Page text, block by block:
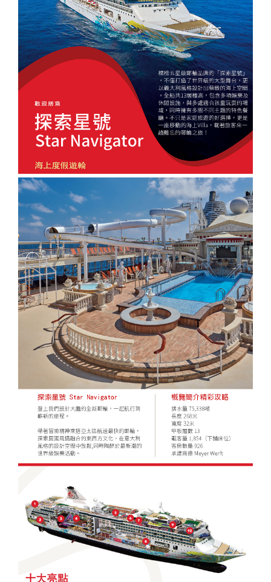
陽．
四國
秘境
破冰
船．
北海
楓紅
北
國．
雪白
國度
立山
黑
部．
東京
富士
山．
東北
境．
熊
本．
九
州．
福岡
機加
酒
台中
發．
沖繩
機加
酒．
六人
小團
高雄
發．
京．
日本
東
北．
東京
大阪
機加
酒
沖繩】
沖繩機
加酒、
市區酒
沖繩】
沖繩機
加酒、
自由行
沖繩機
加酒の
半自由
行四日
繩】系
滿漁市
場、波
之上神
宮、美
四國小
豆島～
道後古
【獨家
中釜玩
麗水】
星球水
族館、
順天灣
國家園
林、
渠道滑
車+纜
車、泰
迪熊博
物館、
伽倻主
題公園
+韓服
體驗
+塗鴉
秀、韓
式下午
茶五天
３晚五
花酒
店）
《不走
人蔘
+保肝
【真航
空、台
中直
【心動
釜山玩
麗水】
車、泰
迪熊博
巨濟
金剛船
遊、天
空膠囊
列車、
加耶主
題公
園、長
腳蟹吃
到飽五
天（五
花麗水
酒店１
晚+釜
山五花
晚）
《不走
人蔘、
保肝》
【德威
航空、
桃園直
飛】
【暑假
樂樂濟
州鬥陣
行】濟
州鐵軌
自行車
（四人
一臺）
王國、
跆拳武
東邊松
堂童話
村、駱
駝體驗
五天
（升等
２晚五
花酒
店）
《不走
人蔘
+保
肝》
航空、
高雄飛
濟州】
【中釜
玩星宇
帶您嗨
翻釜
山】渠
道滑車
+纜
車、海
岸列
車、加
耶主題
公園
+韓服
體驗、
水果大
福
DIY+韓
服體驗
+韓式
下午茶
六天
《不走
人蔘保
肝》
（再升
等１晚
五花酒
店）
【星宇
飛】
【玩釜
山搭星
宇】加
耶主題
公園
+韓服
體驗
+塗鴉
秀、
SKYLUGE
釜山天
際線斜
坡滑車
+纜
車、水
果大福
DIY+韓
服體驗
+韓式
下午茶
五天
（升等
１晚五
花酒
人蔘、
保肝》
【星宇
稻城
亞丁
昆大
麗．
貴州
重
慶．
長江
三
峽．
恩施
大峽
黃
山．
江西
貝加
爾湖
桃園
發．
哈爾
濱．
內
蒙．
北極
村
桃園
發．
路．
南北
疆．
西藏
【遊遍
中國自
由行】
家界～
鳳凰古
城、張
家界景
#台中
直飛成
都【遇
自由
行】童
話九寨
溝、熊
#台中
直飛成
都【遊
行】成
都樂山
大佛、
都江堰
【遊遍
中國自
由行】
生三
橋、烏
江畫
廊、武
陵山大
【遊遍
中國自
由行】
北恩施
大峽
谷、三
船
小團
【邂逅
峴港】
優雅在
峴四星
版六日
（奧黛
體驗、
龍蝦饗
宴、無
購物、
無自理
餐、
VIP通
人成行
【越捷
航空、
台中直
飛】
【虎力
玩峴
港】巴
拿山一
票玩到
底、纜
車佛手
橋纜車
來回、
會安古
鎮．世
界文化
遺產、
迦南島
竹桶
紅下午
茶五天
（全程
入住當
地四星
酒店）
《無購
物》
【來去
長灘】
機加
酒、自
由行五
日
【菲律
賓航
空、2
人成
行】
【萬象
暹邏】
頂泰豐
曼谷五
星酒店
五日
（獨家
亞特蘭
蒂斯郵
輪男模
秀、希
爾頓下
午茶、
綠山國
家公
園、東
芭樂
園）
【星宇
航空、
【虎虎
發峴慢
悠法式
城堡】
巴拿山
一票玩
到底、
佛手橋
纜車來
回、迦
南島竹
桶船、
魅力峴
港秀
會、會
天（入
住巴拿
山法式
店）
《無購
城－雪
梨+黃
金海岸
８日～
歌劇院
入內、
雙城遊
船、螃
蟹河生
態、無
尾熊抱
抱（中
華航
空）
假期、
東澳全
覽９日
～入住
五星希
晚、雙
遊船、
加贈雪
梨夜遊
味
3.0、
東澳９
日～廚
師帽餐
廳、全
覽三
城、加
贈雪梨
夜遊
紐西蘭
１０天
～金旅
獎、南
北島、
冰河峽
灣（紐
西蘭航
空）
莉雪９
日～金
旅獎、
廚師帽
饗宴、
徒步美
食地
圖、登
三塔暢
遊農莊
拉脫
維
亞．
立陶
【魅力
歐洲】
法比荷
～最愛
羅浮
宮、特
色三遊
船、絕
美羊角
河風車
城８日
【玩美
加族】
臥谷長
榮歡樂
美西９
日～優
勝美
地、大
峽谷國
家公
園、羚
羊峽
球影城
（舊金
山進／
洛杉磯
出）
【國航
假期】
波蘭波
羅的海
三小國
（立陶
宛、拉
脫維
亞、愛
沙尼
亞）１
０天
【玩美
加族】
臥谷長
榮奇幻
美西９
日～錫
安、布
萊斯、
優勝美
地、大
峽谷國
家公
園、羚
羊峽谷
（洛杉
磯進／
【魅力
歐洲】
德瑞冰
雪鐵力
士山、
德國童
話城
堡、黃
金景觀
快線、
世界遺
上遊３
天２夜
（基隆
港出
發）
垣假期
４天３
夜（基
隆港出
號～宮
古島、
沖繩、
石垣島
自主遊
５天
（基隆
出發）
～MSC
阿拉斯
加冰河
奇航１
１日（
早鳥優
惠實施
中 ）
東地中
海十六
湖１４
天
（MSC
和諧
號、義
大利、
克羅埃
西亞、
希臘、
蒙特內
哥羅、
斯洛維
尼亞）
出發
） 華
信航空
南、北
竿三日
( 台中
出發 )
功嶼、
痛風海
鮮餐三
日（
華信、
立榮
）6人
成行、
北中南
出發
太武
山、豪
華全牛
宴三天
（台中
出發
）華信
航空
豪華全
牛宴四
日（
台中出
發 ）
全程無
自理餐